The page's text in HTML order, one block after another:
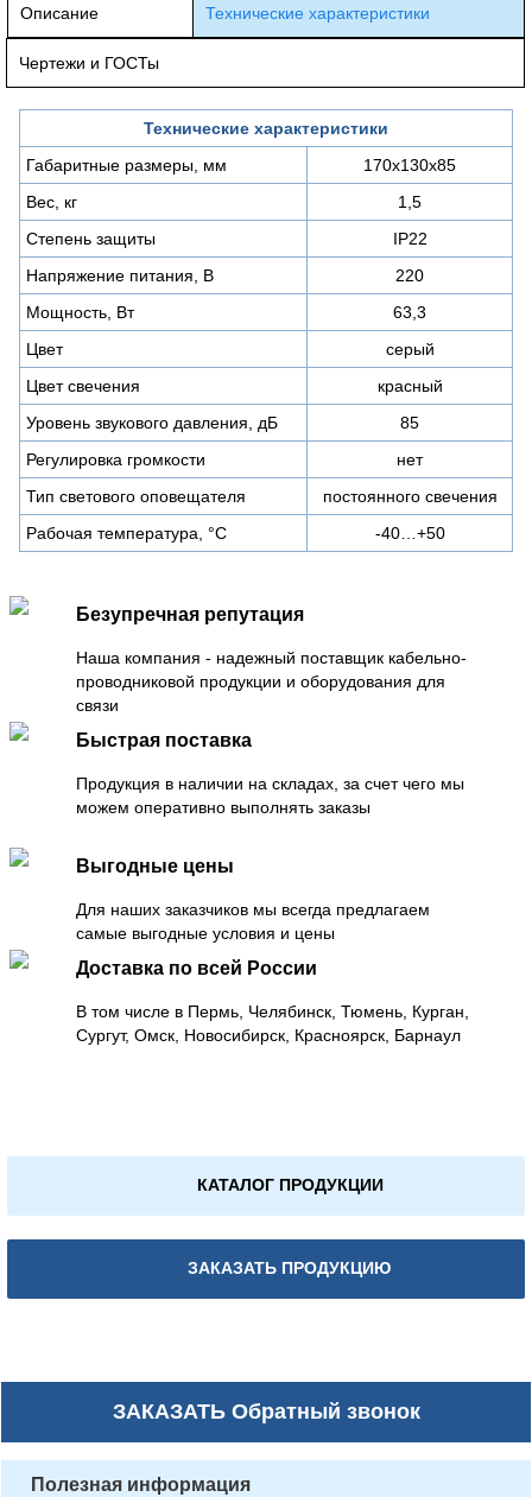
Описание Технические характеристики
Чертежи и ГОСТы
Технические характеристики
Габаритные размеры, мм
170х130х85
Вес, кг
1,5
Степень защиты
IP22
Напряжение питания, В
220
Мощность, Вт
63,3
Цвет
серый
Цвет свечения
красный
Уровень звукового давления, дБ
85
Регулировка громкости
нет
Тип светового оповещателя
постоянного свечения
Рабочая температура, °С
-40…+50
Безупречная репутация
Наша компания - надежный поставщик кабельно-
проводниковой продукции и оборудования для
связи
Быстрая поставка
Продукция в наличии на складах, за счет чего мы
можем оперативно выполнять заказы
Выгодные цены
Для наших заказчиков мы всегда предлагаем
самые выгодные условия и цены
Доставка по всей России
В том числе в Пермь, Челябинск, Тюмень, Курган,
Сургут, Омск, Новосибирск, Красноярск, Барнаул
КАТАЛОГ ПРОДУКЦИИ
ЗАКАЗАТЬ ПРОДУКЦИЮ
ЗАКАЗАТЬОбратный звонок
Полезная информация